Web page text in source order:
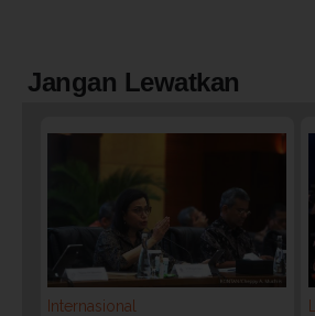
Jangan Lewatkan
Internasional